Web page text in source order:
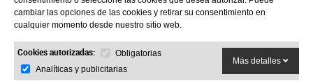
Síguenos en las redes sociales
cambiar las opciones de las cookies y retirar su consentimiento en
cualquier momento desde nuestro sitio web.
Cookies autorizadas:
Obligatorias
Analíticas y publicitarias
Más detalles